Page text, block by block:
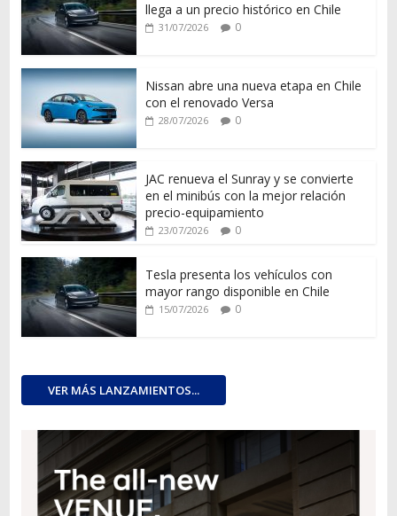
llega a un precio histórico en Chile
31/07/2026 0
Nissan abre una nueva etapa en Chile
con el renovado Versa
28/07/2026 0
JAC renueva el Sunray y se convierte
en el minibús con la mejor relación
precio-equipamiento
23/07/2026 0
Tesla presenta los vehículos con
mayor rango disponible en Chile
15/07/2026 0
VER MÁS LANZAMIENTOS...